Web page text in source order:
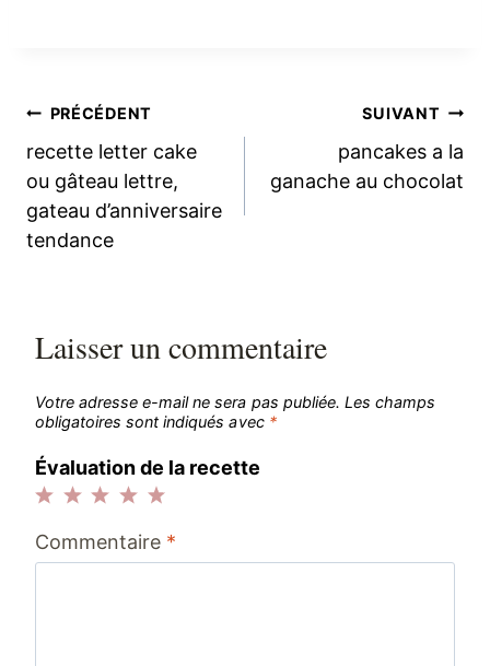
Navigation
de
l’article
PRÉCÉDENT
recette letter cake
ou gâteau lettre,
gateau d’anniversaire
tendance
SUIVANT
pancakes a la
ganache au chocolat
Laisser un commentaire
Votre adresse e-mail ne sera pas publiée. Les champs
obligatoires sont indiqués avec *
Évaluation de la recette
étoiles
étoiles
étoiles
étoiles
étoile
Commentaire *